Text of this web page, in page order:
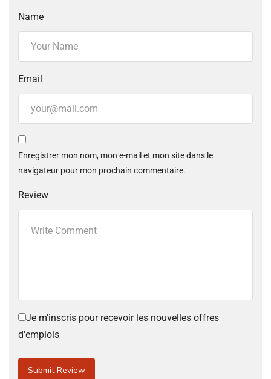
Name
Email
Enregistrer mon nom, mon e-mail et mon site dans le
navigateur pour mon prochain commentaire.
Review
Je m'inscris pour recevoir les nouvelles offres
d'emplois